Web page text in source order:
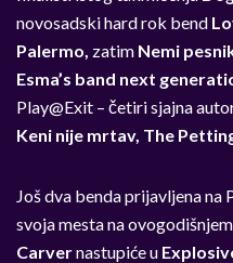
novosadski hard rok bend
Palermo, zatim Nemi
Esma’s band next
Play@Exit – četiri sjajna
Keni nije mrtav, The
Još dva benda prijavljena na
svoja mesta na
Carvernastupiće u